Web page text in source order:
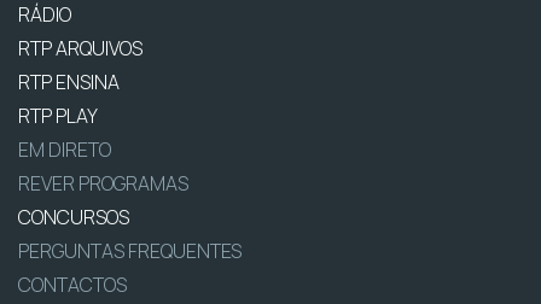
RÁDIO
RTP ARQUIVOS
RTP ENSINA
RTP PLAY
EM DIRETO
REVER PROGRAMAS
CONCURSOS
PERGUNTAS FREQUENTES
CONTACTOS